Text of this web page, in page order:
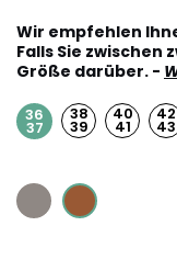
Wir empfehlen
Falls Sie zwischen
Größe darüber. -
36
37
38
39
40
41
42
43